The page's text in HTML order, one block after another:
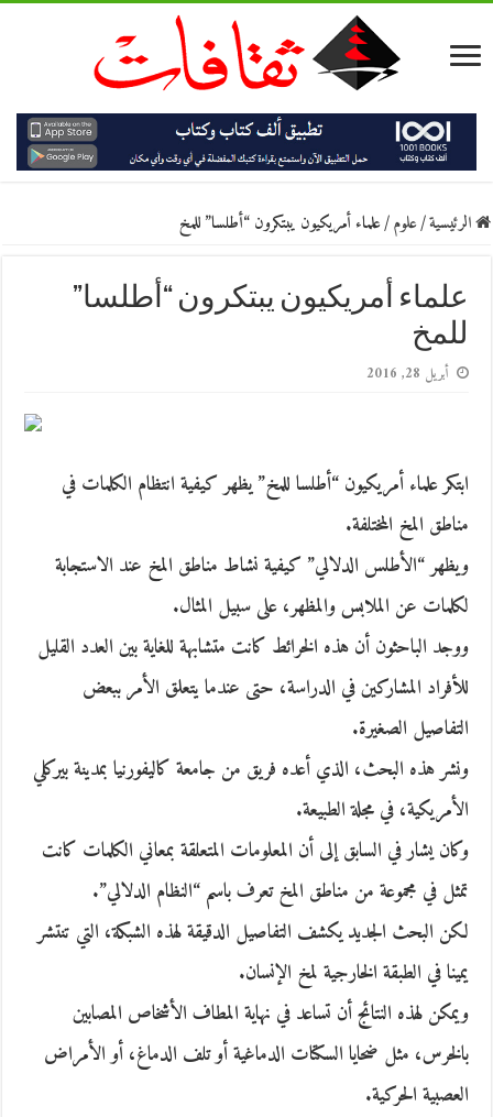
الرئيسية/علوم/علماء أمريكيون يبتكرون “أطلسا” للمخ
علماء أمريكيون يبتكرون “أطلسا”
للمخ
أبريل 28, 2016
ابتكر علماء أمريكيون “أطلسا للمخ” يظهر كيفية انتظام الكلمات في
مناطق المخ المختلفة.
ويظهر “الأطلس الدلالي” كيفية نشاط مناطق المخ عند الاستجابة
لكلمات عن الملابس والمظهر، على سبيل المثال.
ووجد الباحثون أن هذه الخرائط كانت متشابهة للغاية بين العدد القليل
للأفراد المشاركين في الدراسة، حتى عندما يتعلق الأمر ببعض
التفاصيل الصغيرة.
ونشر هذه البحث، الذي أعده فريق من جامعة كاليفورنيا بمدينة بيركلي
الأمريكية، في مجلة الطبيعة.
وكان يشار في السابق إلى أن المعلومات المتعلقة بمعاني الكلمات كانت
تمثل في مجموعة من مناطق المخ تعرف باسم “النظام الدلالي”.
لكن البحث الجديد يكشف التفاصيل الدقيقة لهذه الشبكة، التي تنتشر
يمينا في الطبقة الخارجية لمخ الإنسان.
ويمكن لهذه النتائج أن تساعد في نهاية المطاف الأشخاص المصابين
بالخرس، مثل ضحايا السكتات الدماغية أو تلف الدماغ، أو الأمراض
العصبية الحركية.